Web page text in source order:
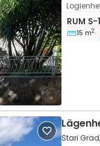
Next
Rum
RUM S-
15 m2
Stari